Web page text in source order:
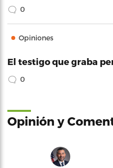
0
Opiniones
El testigo que graba
0
Opinión y